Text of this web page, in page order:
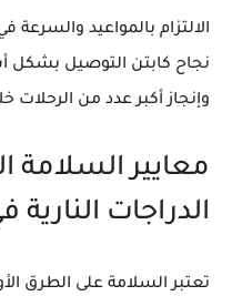
الالتزام بالمواعيد
نجاح كابتن التوصيل بشكل
وإنجاز أكبر عدد من الرحلات
معايير السلامة
الدراجات
تعتبر السلامة على الطرق